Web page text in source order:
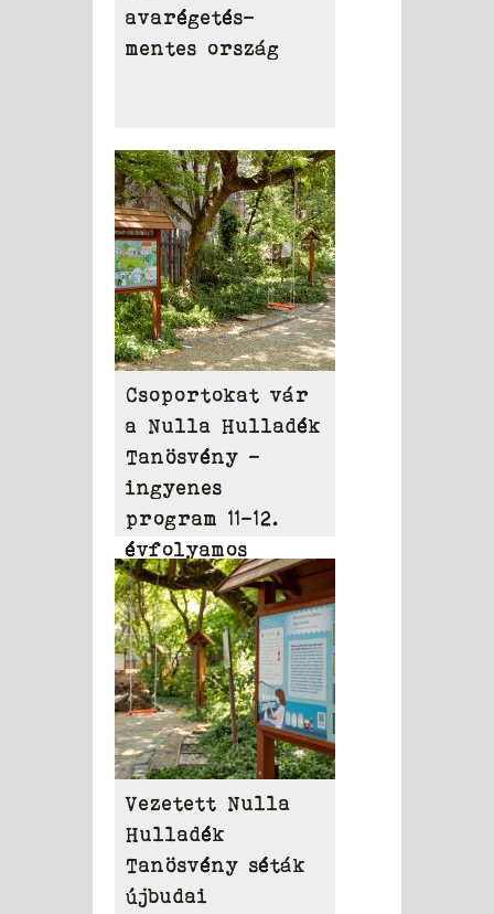
avarégetés-
mentes ország
Csoportokat vár
a Nulla Hulladék
Tanösvény –
ingyenes
program 11-12.
évfolyamos
diákoknak
Vezetett Nulla
Hulladék
Tanösvény séták
újbudai